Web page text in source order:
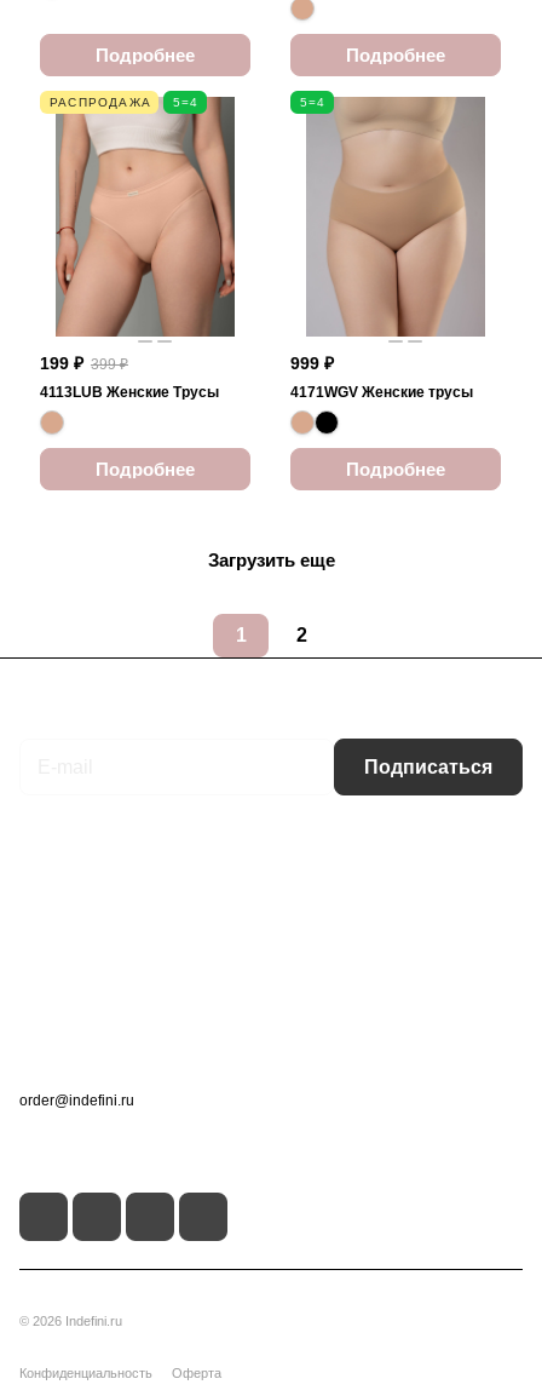
Подробнее Подробнее
РАСПРОДАЖА 5=4
199 ₽ 399 ₽
4113LUB Женские Трусы
Подробнее
5=4
999 ₽
4171WGV Женские трусы
Подробнее
Загрузить еще
1 2
Подписаться
order@indefini.ru
© 2026 Indefini.ru
Конфиденциальность Оферта